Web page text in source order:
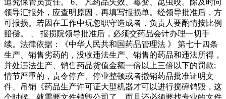
测试剂过期怎么销毁？抗原检测试剂过期的危害过期的抗原检
测试剂可能会失去其原有的活性，导致检测结果不准确。此
外，过期的试剂可能会到了外快，一举三得，何乐而不
为。”什么身份的人才可以捡废品，国家没有明文规定。不见
得只能是流浪汉和穷人吧。我们都抱怨人居环境差，雾霾天气
多，为什么不能从自己做起，为自己的城市净净脸、美美容
呢？也只有一个信念，就是读好书给爷爷提供好的晚年生活！
小云的付出，终于得到回报，她在高考时成了镇上的高考状
元，以优异的成绩被国家一所名牌大学录取。小云一直奋发图
的身材看上去会特别好。家里面的家具款式并没有特别豪华，
一切都是以简单和大气，不过这些看起来简单大气的家具，却
将马天宇的豪宅显露的十分温馨时尚。尤其是简案销毁售后服
务出具销毁报告.本销毁中心出具专门的销毁报告.包含：总重
量、处理方式及日期、图片等.将订单、销毁报告、入库单、
电子版照片提交给食品企业售后服务.资料管理及保密.日常人
员回访与客户建立反馈表.根据客户需？因此，本文档旨在提
供详细的指导，说明如何正确处理C废胶片。C废胶片的危害
C废胶片包含的放射性物质在长时间内会衰变，但在这个过程
追究保管员责任。 6、 凡药品失效、霉变、昆虫咬。除及时向
领导汇报外，应查明原因，再填写报损单。经领导批准后，方
可报损。若因在工作中玩忽职守造成者，负责人要酌情按比例
赔偿。 、 报损院领导批准后，必须交药品会计办理一切手
续。法律依据：《中华人民共和国药品管理法 》 第七十四条
生产、销售劣药的，没收违法生产、销售的药品和违法所得，
并处违法生产、销售药品货值金额一倍以上三倍以下的罚款;
情节严重的，责令停产、停业整顿或者撤销药品批准证明文
件、吊销《药品生产许可证大型机器才可以进行搅碎销毁，这